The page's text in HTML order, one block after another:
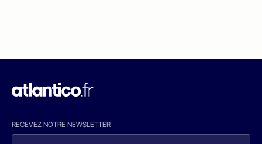
RECEVEZ NOTRE NEWSLETTER